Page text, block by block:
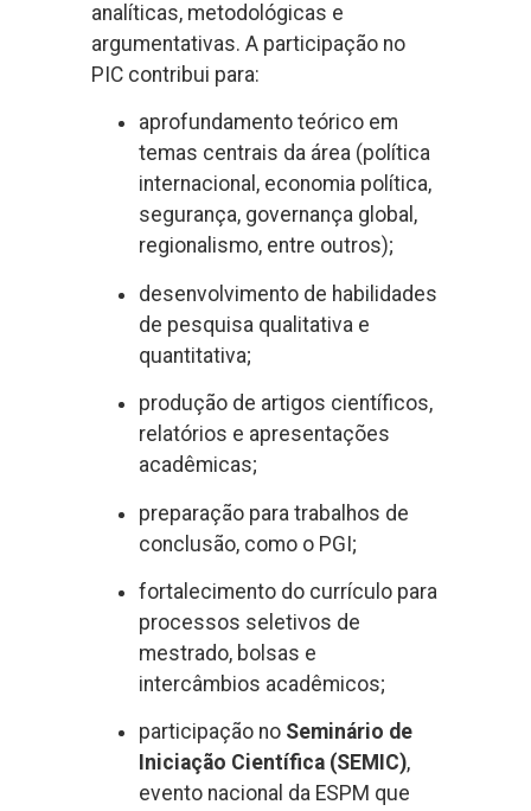
analíticas, metodológicas e
argumentativas. A participação no
PIC contribui para:
aprofundamento teórico em
temas centrais da área (política
internacional, economia política,
segurança, governança global,
regionalismo, entre outros);
desenvolvimento de habilidades
de pesquisa qualitativa e
quantitativa;
produção de artigos científicos,
relatórios e apresentações
acadêmicas;
preparação para trabalhos de
conclusão, como o PGI;
fortalecimento do currículo para
processos seletivos de
mestrado, bolsas e
intercâmbios acadêmicos;
participação no Seminário de
Iniciação Científica (SEMIC),
evento nacional da ESPM que